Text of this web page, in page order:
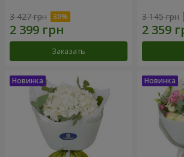
3 427 грн
Заказать
3 145 грн